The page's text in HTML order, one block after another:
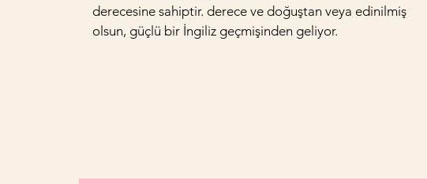
derecesine sahiptir. derece ve doğuştan veya edinilmiş
olsun, güçlü bir İngiliz geçmişinden geliyor.